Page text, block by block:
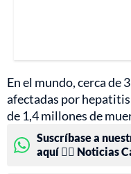
En el mundo, cerca de
afectadas por
de 1,4 millones de
Suscríbase a
aquí 👉🏻 Noticias